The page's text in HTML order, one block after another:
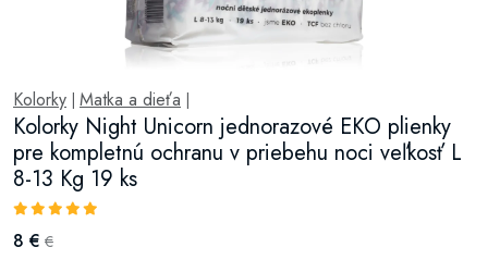
Kolorky Matka a dieťa
Kolorky Night Unicorn jednorazové EKO plienky
pre kompletnú ochranu v priebehu noci veľkosť L
8-13 Kg 19 ks
8 € €